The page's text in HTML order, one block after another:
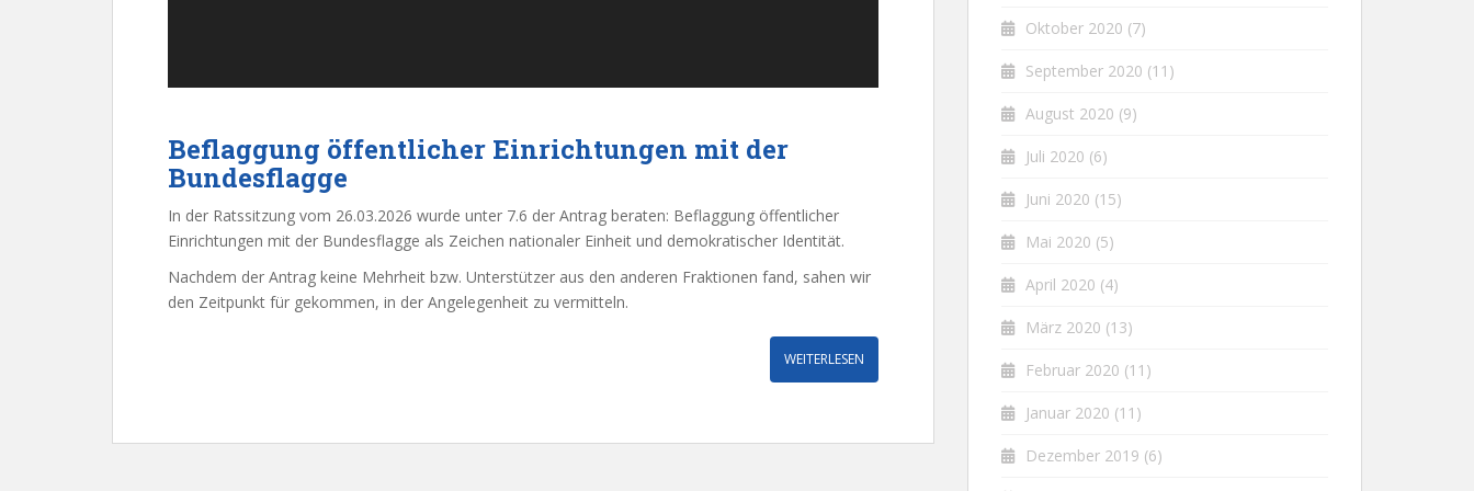
Beflaggung öffentlicher Einrichtungen mit der
Bundesflagge
In der Ratssitzung vom 26.03.2026 wurde unter 7.6 der Antrag beraten: Beflaggung öffentlicher
Einrichtungen mit der Bundesflagge als Zeichen nationaler Einheit und demokratischer Identität.
Nachdem der Antrag keine Mehrheit bzw. Unterstützer aus den anderen Fraktionen fand, sahen wir
den Zeitpunkt für gekommen, in der Angelegenheit zu vermitteln.
WEITERLESEN
Oktober 2020 (7)
September 2020 (11)
August 2020 (9)
Juli 2020 (6)
Juni 2020 (15)
Mai 2020 (5)
April 2020 (4)
März 2020 (13)
Februar 2020 (11)
Januar 2020 (11)
Dezember 2019 (6)